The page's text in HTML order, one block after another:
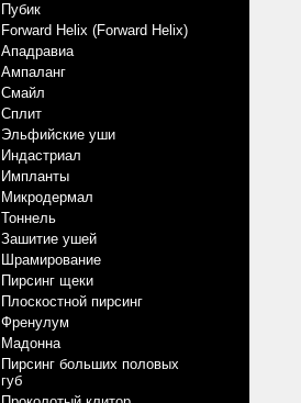
Пубик
Forward Helix (Forward Helix)
Ападравиа
Ампаланг
Смайл
Сплит
Эльфийские уши
Индастриал
Импланты
Микродермал
Тоннель
Зашитие ушей
Шрамирование
Пирсинг щеки
Плоскостной пирсинг
Френулум
Мадонна
Пирсинг больших половых
губ